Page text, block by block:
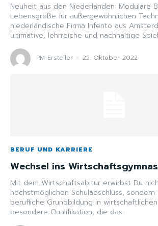
Neuheit aus den Niederlanden: Modulare Bausätze in
Lebensgröße für außergewöhnlichen
niederländische Firma Infento aus
ultimative, lehrreiche und
PM-Ersteller - 25. Oktober 2022
BERUF UND KARRIERE
Wechsel ins
Mit dem Wirtschaftsabitur erwirbst Du
höchstmöglichen Schulabschluss, sondern
berufliche Grundbildung in
besondere Qualifikation, die das...